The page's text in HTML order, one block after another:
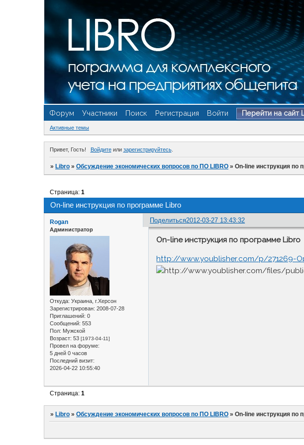
Форум Участники Поиск Регистрация Войти Перейти на сайт
Активные темы
Привет, Гость! Войдитеили зарегистрируйтесь.
»Libro »Обсуждение экономических вопросов по ПО LIBRO »On-line инструкция по
On-line инструкция по программе Libro
Страница:1
Поделиться2012-03-27 13:43:32
Rogan
Администратор
Откуда: Украина, г.Херсон
Зарегистрирован: 2008-07-28
Приглашений: 0
Сообщений: 553
Пол: Мужской
Возраст: 53 [1973-04-11]
Провел на форуме:
5 дней 0 часов
Последний визит:
2026-04-22 10:55:40
On-line инструкция по программе Libro
http://www.youblisher.com/p/271269-
Страница:1
»Libro »Обсуждение экономических вопросов по ПО LIBRO »On-line инструкция по